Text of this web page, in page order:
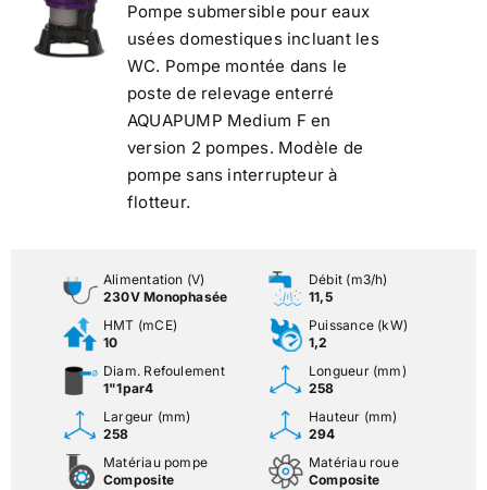
Pompe submersible pour eaux
usées domestiques incluant les
WC. Pompe montée dans le
poste de relevage enterré
AQUAPUMP Medium F en
version 2 pompes. Modèle de
pompe sans interrupteur à
flotteur.
Alimentation (V)
230V Monophasée
Débit (m3/h)
11,5
HMT (mCE)
10
Puissance (kW)
1,2
Diam. Refoulement
1"1par4
Longueur (mm)
258
Largeur (mm)
258
Hauteur (mm)
294
Matériau pompe
Composite
Matériau roue
Composite